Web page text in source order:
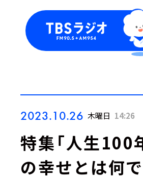
2023.10.26 木曜日 14:26
特集「人生100
の幸せとは何で